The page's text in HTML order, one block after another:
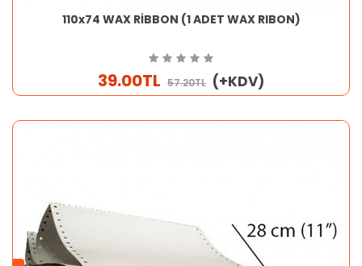
110x74 WAX RİBBON (1 ADET WAX RIBON)
39.00TL 57.20TL (+KDV)